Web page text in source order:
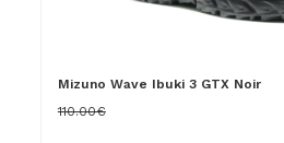
Mizuno Wave Ibuki 3 GTX Noir
110.00€